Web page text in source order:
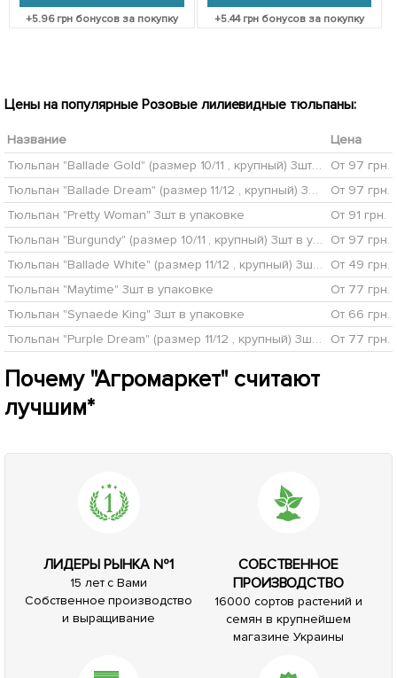
+5.96грн бонусов за покупку +5.44грн бонусов за покупку
Цены на популярные Розовые лилиевидные тюльпаны:
Название
Цена
Тюльпан "Ballade Gold" (размер 10/11 , крупный) 3шт в упаковке
От 97 грн.
Тюльпан "Ballade Dream" (размер 11/12 , крупный) 3шт в упаковке
От 97 грн.
Тюльпан "Pretty Woman" 3шт в упаковке
От 91 грн.
Тюльпан "Burgundy" (размер 10/11 , крупный) 3шт в упаковке
От 97 грн.
Тюльпан "Ballade White" (размер 11/12 , крупный) 3шт в упаковке
От 49 грн.
Тюльпан "Maytime" 3шт в упаковке
От 77 грн.
Тюльпан "Synaede King" 3шт в упаковке
От 66 грн.
Тюльпан "Purple Dream" (размер 11/12 , крупный) 3шт в упаковке
От 77 грн.
Почему "Агромаркет" считают
лучшим*
ЛИДЕРЫ РЫНКА №1
15 лет с Вами
Собственное производство
и выращивание
СОБСТВЕННОЕ
ПРОИЗВОДСТВО
16000 сортов растений и
семян в крупнейшем
магазине Украины